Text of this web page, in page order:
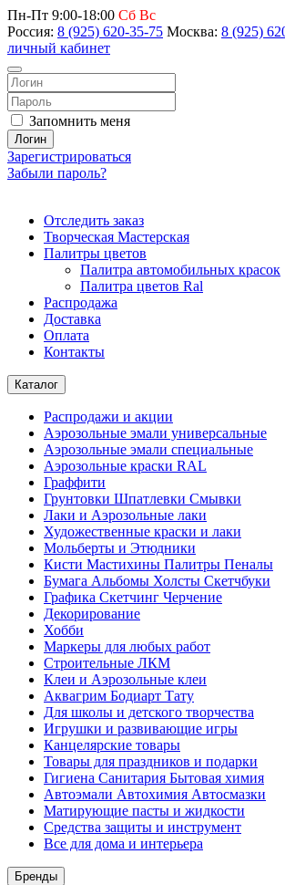
Пн-Пт 9:00-18:00 Сб Вс
Россия: 8 (925) 620-35-75 Москва: 8 (925)
личный кабинет
Запомнить меня
Логин
Зарегистрироваться
Забыли пароль?
Отследить заказ
Творческая Мастерская
Палитры цветов
Палитра автомобильных красок
Палитра цветов Ral
Распродажа
Доставка
Оплата
Контакты
Каталог
Распродажи и акции
Аэрозольные эмали универсальные
Аэрозольные эмали специальные
Аэрозольные краски RAL
Граффити
Грунтовки Шпатлевки Смывки
Лаки и Аэрозольные лаки
Художественные краски и лаки
Мольберты и Этюдники
Кисти Мастихины Палитры Пеналы
Бумага Альбомы Холсты Скетчбуки
Графика Скетчинг Черчение
Декорирование
Хобби
Маркеры для любых работ
Строительные ЛКМ
Клеи и Аэрозольные клеи
Аквагрим Бодиарт Тату
Для школы и детского творчества
Игрушки и развивающие игры
Канцелярские товары
Товары для праздников и подарки
Гигиена Санитария Бытовая химия
Автоэмали Автохимия Автосмазки
Матирующие пасты и жидкости
Средства защиты и инструмент
Все для дома и интерьера
Бренды